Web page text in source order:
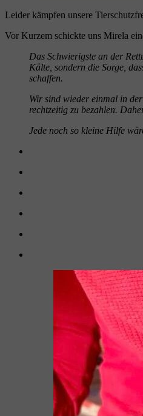
Leider kämpfen unsere
Vor Kurzem schickte uns Mirela
Das Schwierigste an der
Kälte, sondern die Sorge,
schaffen.
Wir sind wieder einmal in
rechtzeitig zu bezahlen.
Jede noch so kleine Hilfe